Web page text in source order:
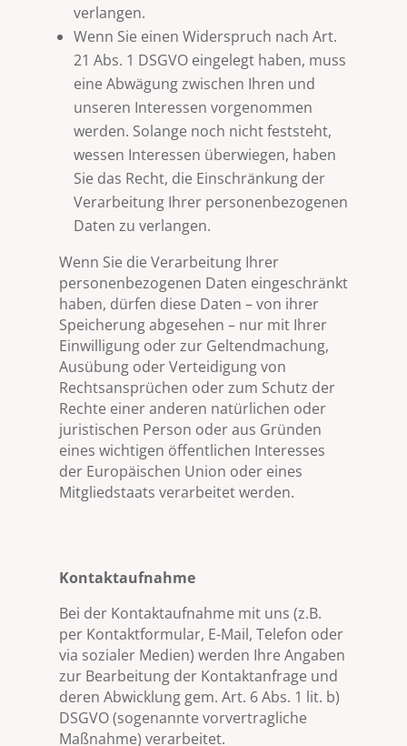
verlangen.
Wenn Sie einen Widerspruch nach Art.
21 Abs. 1 DSGVO eingelegt haben, muss
eine Abwägung zwischen Ihren und
unseren Interessen vorgenommen
werden. Solange noch nicht feststeht,
wessen Interessen überwiegen, haben
Sie das Recht, die Einschränkung der
Verarbeitung Ihrer personenbezogenen
Daten zu verlangen.
Wenn Sie die Verarbeitung Ihrer
personenbezogenen Daten eingeschränkt
haben, dürfen diese Daten – von ihrer
Speicherung abgesehen – nur mit Ihrer
Einwilligung oder zur Geltendmachung,
Ausübung oder Verteidigung von
Rechtsansprüchen oder zum Schutz der
Rechte einer anderen natürlichen oder
juristischen Person oder aus Gründen
eines wichtigen öffentlichen Interesses
der Europäischen Union oder eines
Mitgliedstaats verarbeitet werden.
Kontaktaufnahme
Bei der Kontaktaufnahme mit uns (z.B.
per Kontaktformular, E-Mail, Telefon oder
via sozialer Medien) werden Ihre Angaben
zur Bearbeitung der Kontaktanfrage und
deren Abwicklung gem. Art. 6 Abs. 1 lit. b)
DSGVO (sogenannte vorvertragliche
Maßnahme) verarbeitet.